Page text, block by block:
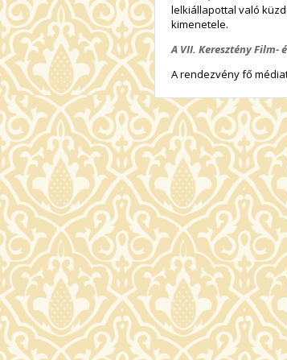
lelkiállapottal való
kimenetele.
A VII. Keresztény
A rendezvény fő